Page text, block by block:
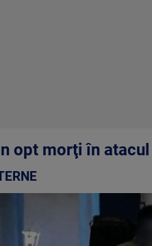
opt morţi în